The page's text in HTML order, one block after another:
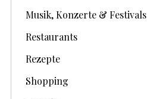
Musik, Konzerte & Festivals
Restaurants
Rezepte
Shopping